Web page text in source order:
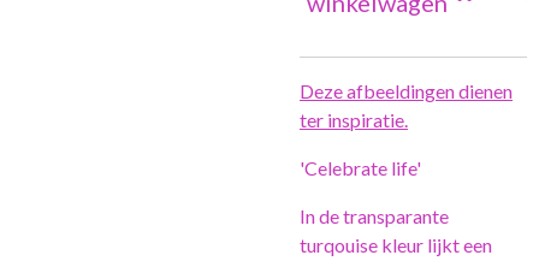
Deze afbeeldingen dienen
ter inspiratie.
'Celebrate life'
In de transparante
turqouise kleur lijkt een